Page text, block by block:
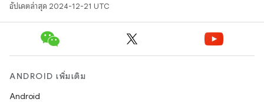
อัปเดตล่าสุด 2024-12-21 UTC
ANDROID เพิ่มเติม
Android